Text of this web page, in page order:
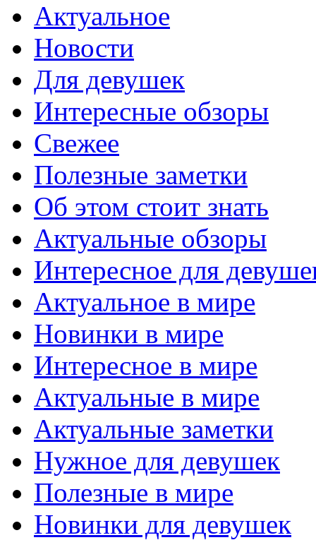
Актуальное
Новости
Для девушек
Интересные обзоры
Свежее
Полезные заметки
Об этом стоит знать
Актуальные обзоры
Интересное для
Актуальное в мире
Новинки в мире
Интересное в мире
Актуальные в мире
Актуальные заметки
Нужное для девушек
Полезные в мире
Новинки для девушек